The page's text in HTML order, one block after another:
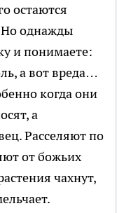
остаются
Но однажды
и понимаете:
а вот вреда…
когда они
а
Расселяют по
от божьих
чахнут,